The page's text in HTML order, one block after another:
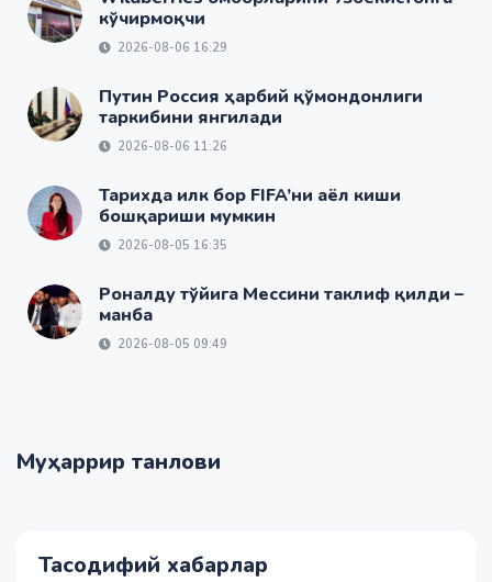
кўчирмоқчи
2026-08-06 16:29
Путин Россия ҳарбий қўмондонлиги
таркибини янгилади
2026-08-06 11:26
Тарихда илк бор FIFA’ни аёл киши
бошқариши мумкин
2026-08-05 16:35
Роналду тўйига Мессини таклиф қилди –
манба
2026-08-05 09:49
Муҳаррир танлови
Тасодифий хабарлар